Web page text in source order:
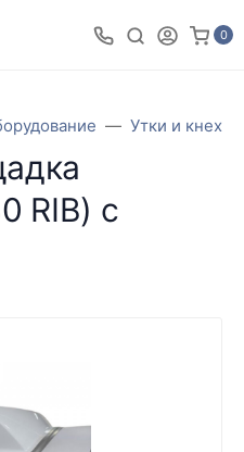
0
Утки и кнехты
RIB) с